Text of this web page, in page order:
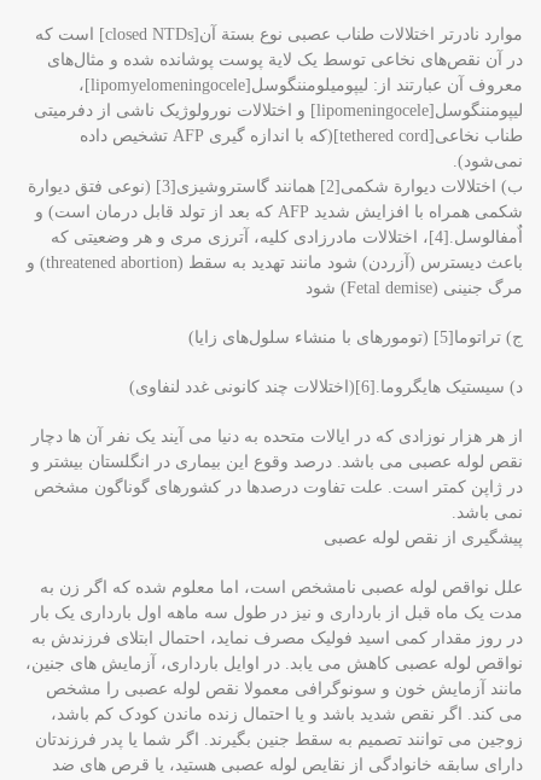
موارد نادرتر اختلالات طناب عصبی نوع بستة آن[closed NTDs] است که
در آن نقص‌های نخاعی توسط یک لایة پوست پوشانده شده و مثال‌های
معروف آن عبارتند از: لیپومیلومننگوسل[lipomyelomeningocele]،
لیپومننگوسل[lipomeningocele] و اختلالات نورولوژیک ناشی از دفرمیتی
طناب نخاعی[tethered cord](که با اندازه گیری AFP تشخیص داده
نمی‌شود).
ب) اختلالات دیوارة شکمی[2] همانند گاستروشیزی[3] (نوعی فتق دیوارة
شکمی همراه با افزایش شدید AFP که بعد از تولد قابل درمان است) و
اٌمفالوسل.[4]، اختلالات مادرزادی کلیه، آترزی مری و هر وضعیتی که
باعث دیسترس (آزردن) شود مانند تهدید به سقط (threatened abortion) و
مرگ جنینی (Fetal demise) شود
ج) تراتوما[5] (تومورهای با منشاء سلول‌های زایا)
د) سیستیک هایگروما.[6](اختلالات چند کانونی غدد لنفاوی)
از هر هزار نوزادی که در ایالات متحده به دنیا می آیند یک نفر آن ها دچار
نقص لوله عصبی می باشد. درصد وقوع این بیماری در انگلستان بیشتر و
در ژاپن کمتر است. علت تفاوت درصدها در کشورهای گوناگون مشخص
نمی باشد.
پیشگیری از نقص لوله عصبی
علل نواقص لوله عصبی نامشخص است، اما معلوم شده که اگر زن به
مدت یک ماه قبل از بارداری و نیز در طول سه ماهه اول بارداری یک بار
در روز مقدار کمی اسید فولیک مصرف نماید، احتمال ابتلای فرزندش به
نواقص لوله عصبی کاهش می یابد. در اوایل بارداری، آزمایش های جنین،
مانند آزمایش خون و سونوگرافی معمولا نقص لوله عصبی را مشخص
می کند. اگر نقص شدید باشد و یا احتمال زنده ماندن کودک کم باشد،
زوجین می توانند تصمیم به سقط جنین بگیرند. اگر شما یا پدر فرزندتان
دارای سابقه خانوادگی از نقایص لوله عصبی هستید، یا قرص های ضد